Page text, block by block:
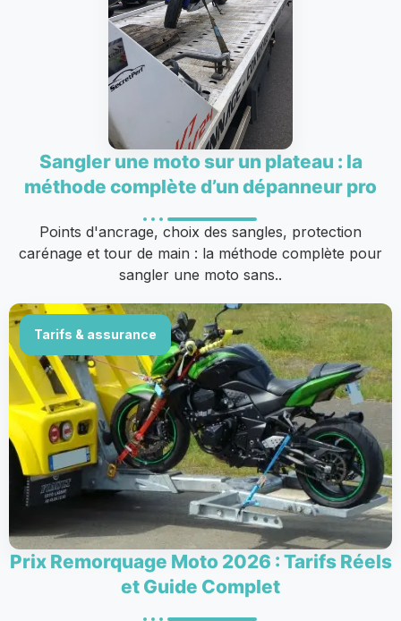
Sangler une moto sur un plateau : la
méthode complète d’un dépanneur pro
Points d'ancrage, choix des sangles, protection
carénage et tour de main : la méthode complète pour
sangler une moto sans..
Tarifs & assurance
Prix Remorquage Moto 2026 : Tarifs Réels
et Guide Complet